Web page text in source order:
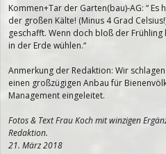
Kommen+Tar der Garten(bau)-AG: “
der großen Kälte! (Minus 4 Grad
geschafft. Wenn doch bloß der
in der Erde wühlen.“
Anmerkung der Redaktion: Wir
einen großzügigen Anbau für
Management eingeleitet.
Fotos & Text Frau Koch mit winzigen
Redaktion.
21. März 2018